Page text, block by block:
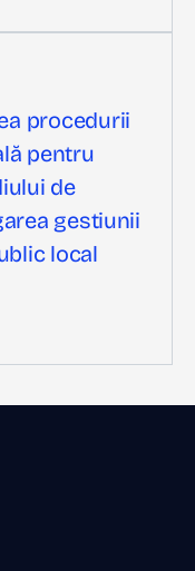
procedurii
pentru
de
gestiunii
local